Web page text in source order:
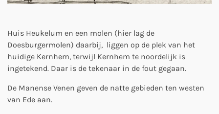
Huis Heukelum en een molen (hier lag de
Doesburgermolen) daarbij, liggen op de plek van het
huidige Kernhem, terwijl Kernhem te noordelijk is
ingetekend. Daar is de tekenaar in de fout gegaan.
De Manense Venen geven de natte gebieden ten westen
van Ede aan.